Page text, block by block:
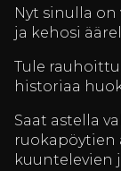
Nyt sinulla on
ja kehosi
Tule
historiaa
Saat astella
ruokapöytien
kuuntelevien